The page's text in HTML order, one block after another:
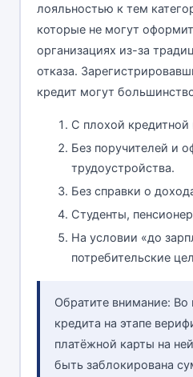
лояльностью к тем
которые не могут
организациях из-за
отказа.
кредит могут
С плохой кредитной
Без поручителей и
трудоустройства.
Без справки о
Студенты,
На условии «до
потребительские
Обратите внимание:
кредита на этапе
платёжной карты на
быть заблокирована